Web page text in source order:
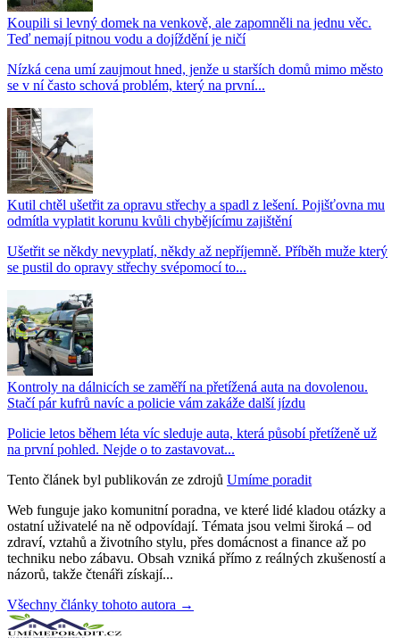
Koupili si levný domek na venkově, ale zapomněli na jednu věc.
Teď nemají pitnou vodu a dojíždění je ničí
Nízká cena umí zaujmout hned, jenže u starších domů mimo město
se v ní často schová problém, který na první...
Kutil chtěl ušetřit za opravu střechy a spadl z lešení. Pojišťovna mu
odmítla vyplatit korunu kvůli chybějícímu zajištění
Ušetřit se někdy nevyplatí, někdy až nepříjemně. Příběh muže který
se pustil do opravy střechy svépomocí to...
Kontroly na dálnicích se zaměří na přetížená auta na dovolenou.
Stačí pár kufrů navíc a policie vám zakáže další jízdu
Policie letos během léta víc sleduje auta, která působí přetíženě už
na první pohled. Nejde o to zastavovat...
Tento článek byl publikován ze zdrojů Umíme poradit
Web funguje jako komunitní poradna, ve které lidé kladou otázky a
ostatní uživatelé na ně odpovídají. Témata jsou velmi široká – od
zdraví, vztahů a životního stylu, přes domácnost a finance až po
techniku nebo zábavu. Obsah vzniká přímo z reálných zkušeností a
názorů, takže čtenáři získají...
Všechny články tohoto autora →